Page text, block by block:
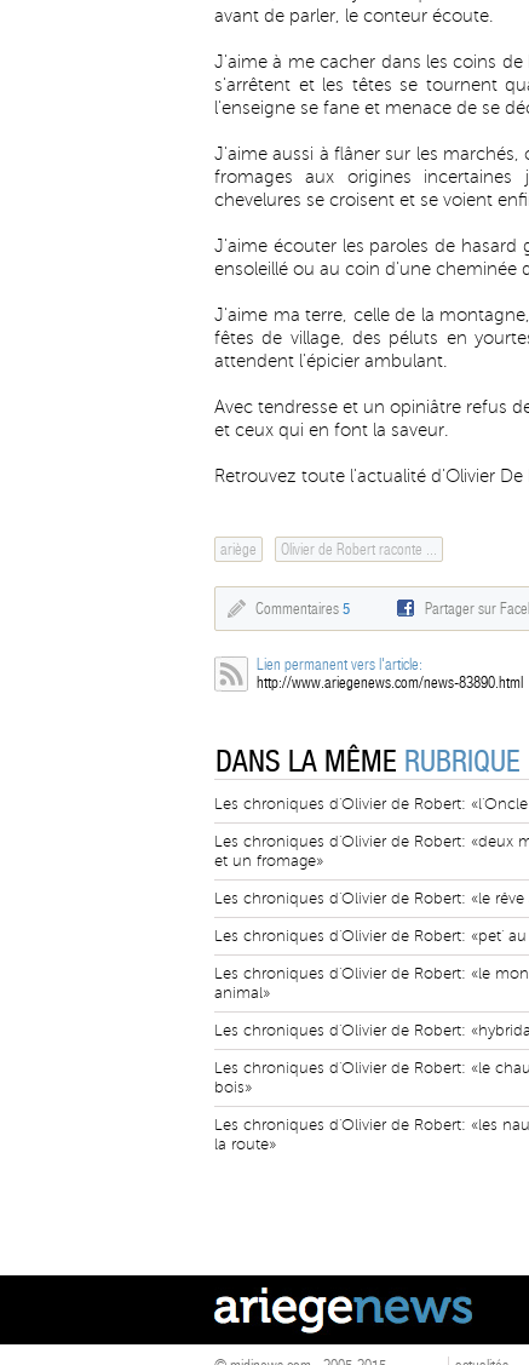
avant de parler, le conteur écoute.
J'aime à me cacher dans les coins
s'arrêtent et les têtes se tournent
l'enseigne se fane et menace de se
J'aime aussi à flâner sur les
fromages aux origines
chevelures se croisent et se voient
J'aime écouter les paroles de
ensoleillé ou au coin d'une cheminée
J'aime ma terre, celle de la
fêtes de village, des péluts en
attendent l'épicier ambulant.
Avec tendresse et un opiniâtre refus
et ceux qui en font la saveur.
Retrouvez toute l'actualité d'Olivier De
ariège Olivier de Robert raconte ...
Commentaires 5 Partager sur
Lien permanent vers l'article:
http://www.ariegenews.com/news-83890.html
DANS LA MÊME RUBRIQUE
Les chroniques d'Olivier de Robert:
Les chroniques d'Olivier de Robert: «deux
et un fromage»
Les chroniques d'Olivier de Robert: «le rêve
Les chroniques d'Olivier de Robert: «pet'
Les chroniques d'Olivier de Robert: «le
animal»
Les chroniques d'Olivier de Robert:
Les chroniques d'Olivier de Robert: «le
bois»
Les chroniques d'Olivier de Robert: «les
la route»